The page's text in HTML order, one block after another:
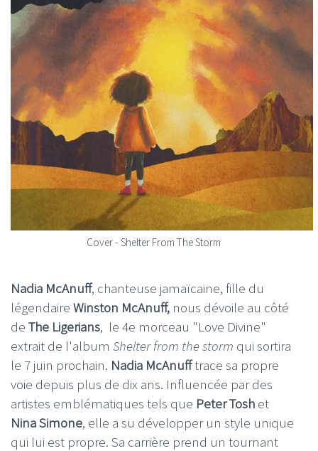
Cover - Shelter From The Storm
Nadia McAnuff, chanteuse jamaïcaine, fille du
légendaire Winston McAnuff, nous dévoile au côté
de The Ligerians, le 4e morceau "Love Divine"
extrait de l'album Shelter from the storm qui sortira
le 7 juin prochain. Nadia McAnufftrace sa propre
voie depuis plus de dix ans. Influencée par des
artistes emblématiques tels que Peter Tosh et
Nina Simone, elle a su développer un style unique
qui lui est propre. Sa carrière prend un tournant